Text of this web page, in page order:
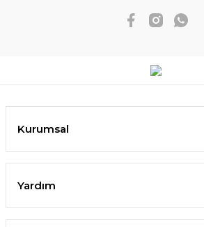
Kurumsal
Yardım